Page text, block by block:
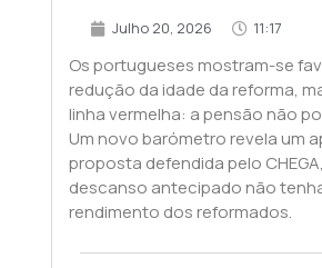
Julho 20, 2026 11:17
Os portugueses mostram-se
redução da idade da reforma,
linha vermelha: a pensão não
Um novo barómetro revela um
proposta defendida pelo
descanso antecipado não
rendimento dos reformados.